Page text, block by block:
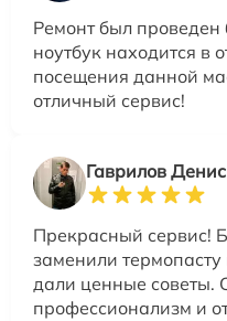
Ремонт был проведен
ноутбук находится в
посещения данной
отличный сервис!
Гаврилов Денис
Прекрасный сервис!
заменили
дали ценные советы.
профессионализм и